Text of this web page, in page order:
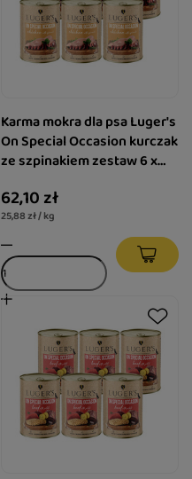
Karma mokra dla psa Luger's
On Special Occasion kurczak
ze szpinakiem zestaw 6 x
62,10 zł
25,88 zł / kg